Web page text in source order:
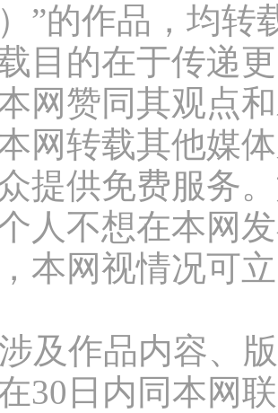
”的作品，均转
目的在于传递
网赞同其观点
网转载其他媒
提供免费服务
人不想在本网
本网视情况可
及作品内容、
30日内同本网